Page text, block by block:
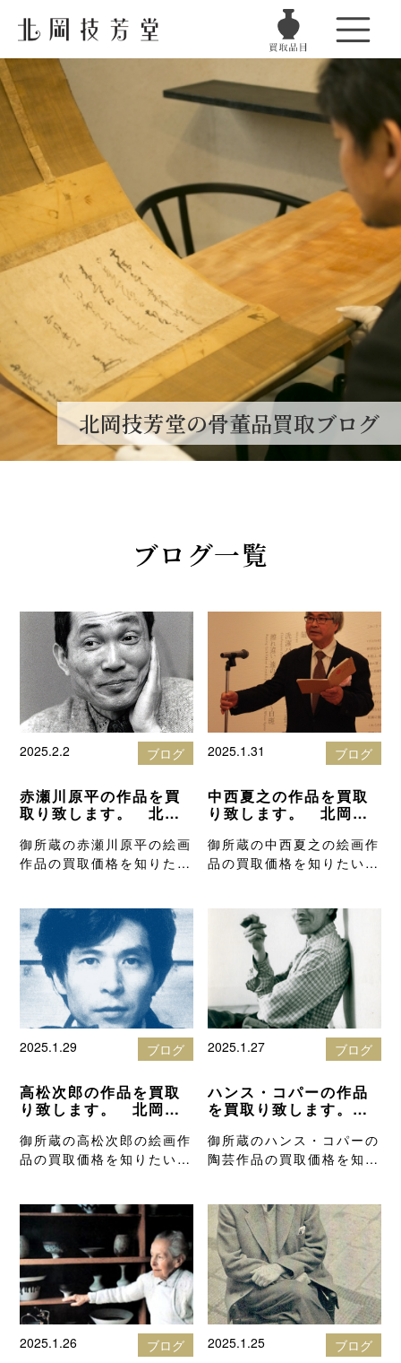
北岡技芳堂の骨董品買取ブログ
ブログ一覧
2025.2.2 ブログ
赤瀬川原平の作品を買
取り致します。 北岡
ログ
御所蔵の赤瀬川原平の絵画
作品の買取価格を知りたい
2025.1.31 ブログ
中西夏之の作品を買取
り致します。 北岡技
グ
御所蔵の中西夏之の絵画作
品の買取価格を知りたい方
2025.1.29 ブログ
高松次郎の作品を買取
り致します。 北岡技
グ
御所蔵の高松次郎の絵画作
品の買取価格を知りたい方
2025.1.27 ブログ
ハンス・コパーの作品
を買取り致します。
取りブログ
御所蔵のハンス・コパーの
陶芸作品の買取価格を知り
2025.1.26 ブログ 2025.1.25 ブログ